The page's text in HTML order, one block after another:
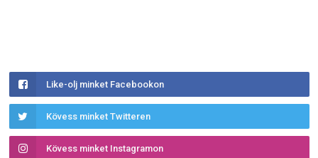
Like-olj minket Facebookon
Kövess minket Twitteren
Kövess minket Instagramon